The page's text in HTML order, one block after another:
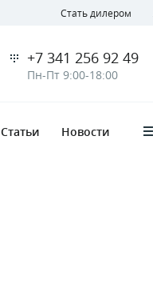
Стать дилером
+7 341 256 92 49
Пн-Пт 9:00-18:00
Статьи Новости